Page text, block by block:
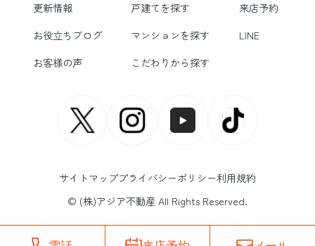
更新情報
戸建てを探す
来店予約
お役立ちブログ
マンションを探す
LINE
お客様の声
こだわりから探す
サイトマッププライバシーポリシー利用規約
© (株)アジア不動産 All Rights Reserved.